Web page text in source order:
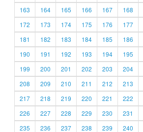
163
164 165 166 167 168
172
173 174 175 176 177
181
182 183 184 185 186
190
191 192 193 194 195
199
200 201 202 203 204
208
209 210 211 212 213
217
218 219 220 221 222
226
227 228 229 230 231
235
236 237 238 239 240